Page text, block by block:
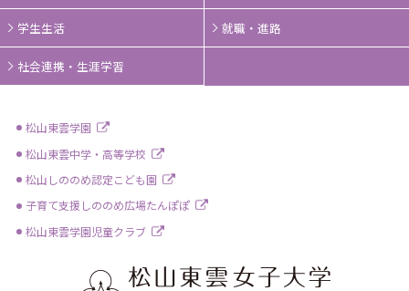
学生生活 就職・進路
社会連携・生涯学習
松山東雲学園
松山東雲中学・高等学校
松山しののめ認定こども園
子育て支援しののめ広場たんぽぽ
松山東雲学園児童クラブ